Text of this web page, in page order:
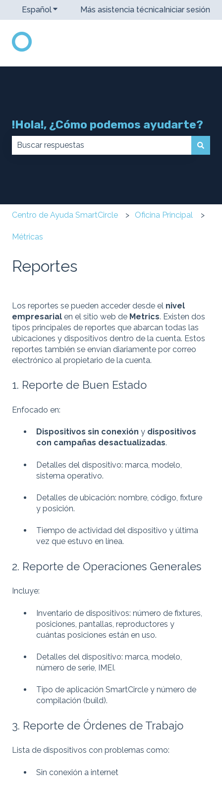
EspañolTraducciones de Mostrar submenú de
Más asistencia técnicaIniciar sesión
!Hola!, ¿Cómo podemos ayudarte?
Centro de Ayuda SmartCircle Oficina Principal
Métricas
Reportes
Los reportes se pueden acceder desde el nivel
empresarial en el sitio web de Metrics. Existen dos
tipos principales de reportes que abarcan todas las
ubicaciones y dispositivos dentro de la cuenta. Estos
reportes también se envían diariamente por correo
electrónico al propietario de la cuenta.
1. Reporte de Buen Estado
Enfocado en:
Dispositivos sin conexión y dispositivos
con campañas desactualizadas.
Detalles del dispositivo: marca, modelo,
sistema operativo.
Detalles de ubicación: nombre, código, fixture
y posición.
Tiempo de actividad del dispositivo y última
vez que estuvo en línea.
2. Reporte de Operaciones Generales
Incluye:
Inventario de dispositivos: número de fixtures,
posiciones, pantallas, reproductores y
cuántas posiciones están en uso.
Detalles del dispositivo: marca, modelo,
número de serie, IMEI.
Tipo de aplicación SmartCircle y número de
compilación (build).
3. Reporte de Órdenes de Trabajo
Lista de dispositivos con problemas como:
Sin conexión a internet